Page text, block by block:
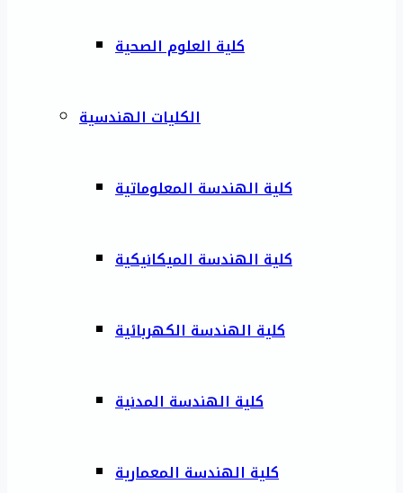
كلية العلوم الصحية
الكليات الهندسية
كلية الهندسة المعلوماتية
كلية الهندسة الميكانيكية
كلية الهندسة الكهربائية
كلية الهندسة المدنية
كلية الهندسة المعمارية